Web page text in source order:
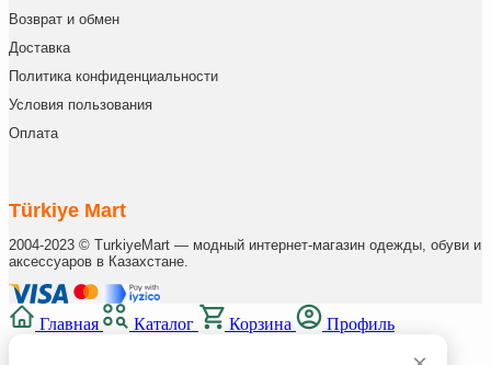
Возврат и обмен
Доставка
Политика конфиденциальности
Условия пользования
Оплата
Türkiye Mart
2004-2023 © TurkiyeMart — модный интернет-магазин одежды, обуви и
аксессуаров в Казахстане.
Главная Каталог Корзина Профиль